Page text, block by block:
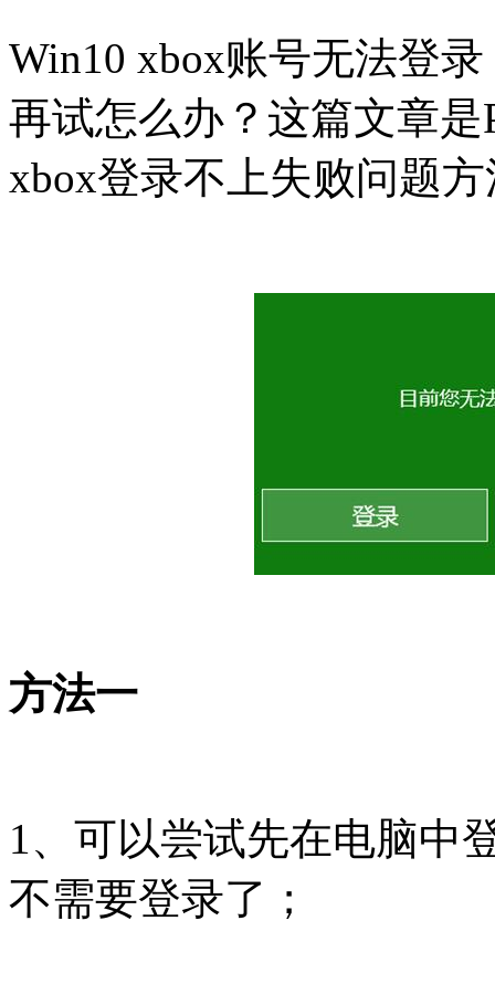
Win10 xbox账号无法登
再试怎么办？这篇文章
xbox登录不上失败问题
方法一
1、可以尝试先在电脑中
不需要登录了；